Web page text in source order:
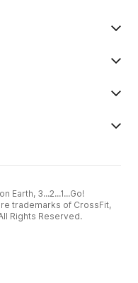
Earth, 3...2...1...Go!
trademarks of CrossFit,
Rights Reserved.